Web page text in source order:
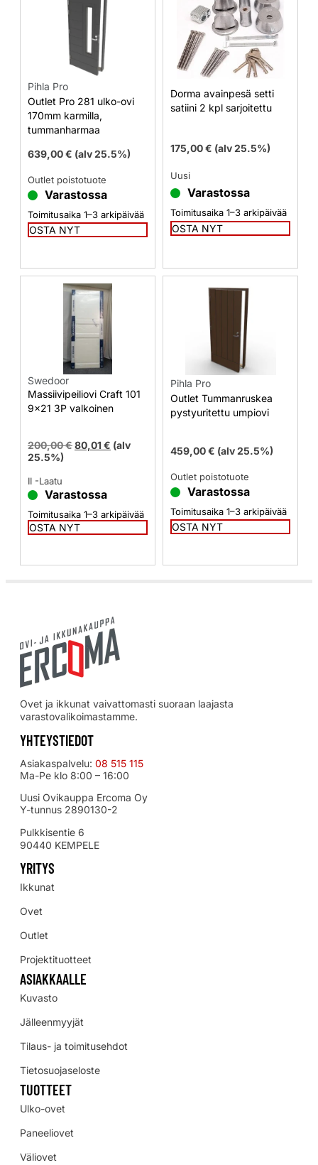
Pihla Pro
Outlet Pro 281 ulko-ovi
170mm karmilla,
tummanharmaa
639,00€ (alv 25.5%)
Outlet poistotuote
Varastossa
Toimitusaika 1–3 arkipäivää
OSTA NYT
Dorma avainpesä setti
satiini 2 kpl sarjoitettu
175,00€ (alv 25.5%)
Uusi
Varastossa
Toimitusaika 1–3 arkipäivää
OSTA NYT
Swedoor
Massiivipeiliovi Craft 101
9×21 3P valkoinen
200,00€80,01€ (alv
25.5%)
II -Laatu
Varastossa
Toimitusaika 1–3 arkipäivää
OSTA NYT
Pihla Pro
Outlet Tummanruskea
pystyuritettu umpiovi
459,00€ (alv 25.5%)
Outlet poistotuote
Varastossa
Toimitusaika 1–3 arkipäivää
OSTA NYT
Ovet ja ikkunat vaivattomasti suoraan laajasta
varastovalikoimastamme.
YHTEYSTIEDOT
Asiakaspalvelu: 08 515 115
Ma-Pe klo 8:00 – 16:00
Uusi Ovikauppa Ercoma Oy
Y-tunnus 2890130-2
Pulkkisentie 6
90440 KEMPELE
YRITYS
Ikkunat
Ovet
Outlet
Projektituotteet
ASIAKKAALLE
Kuvasto
Jälleenmyyjät
Tilaus- ja toimitusehdot
Tietosuojaseloste
TUOTTEET
Ulko-ovet
Paneeliovet
Väliovet